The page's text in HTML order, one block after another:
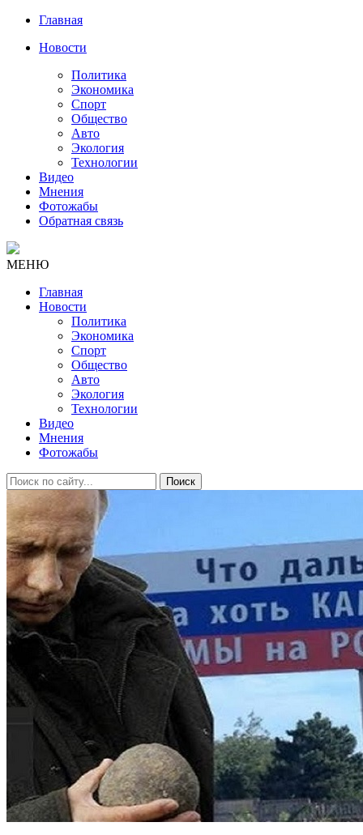
Главная
Новости
Политика
Экономика
Спорт
Общество
Авто
Экология
Технологии
Видео
Мнения
Фотожабы
Обратная связь
МЕНЮ
Главная
Новости
Политика
Экономика
Спорт
Общество
Авто
Экология
Технологии
Видео
Мнения
Фотожабы
Поиск